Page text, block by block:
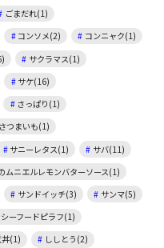
ごまだれ(1)
コンソメ(2)
コンニャク(1)
サクラマス(1)
サケ(16)
さっぱり(1)
さつまいも(1)
サニーレタス(1)
サバ(11)
ムニエルレモンバターソース(1)
サンドイッチ(3)
サンマ(5)
シーフードピラフ(1)
丼(1)
ししとう(2)